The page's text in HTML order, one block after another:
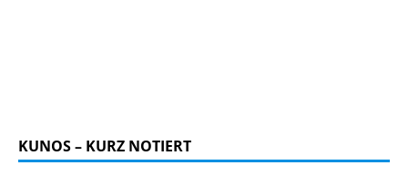
KUNOS – KURZ NOTIERT